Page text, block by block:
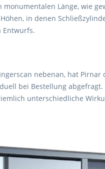
Länge, wie
in denen
Entwurfs.
nebenan, hat
bei Bestellung
unterschiedliche